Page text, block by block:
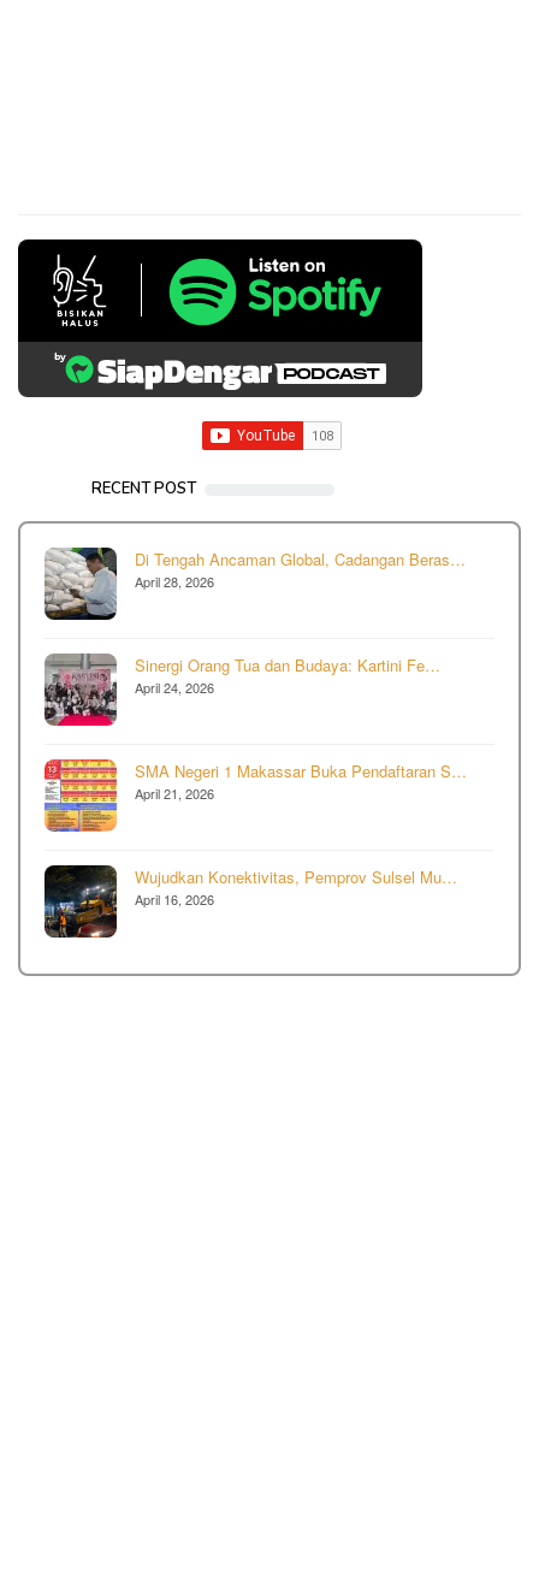
RECENT POST
Di Tengah Ancaman Global, Cadangan Beras…
April 28, 2026
Sinergi Orang Tua dan Budaya: Kartini Fe…
April 24, 2026
SMA Negeri 1 Makassar Buka Pendaftaran S…
April 21, 2026
Wujudkan Konektivitas, Pemprov Sulsel Mu…
April 16, 2026